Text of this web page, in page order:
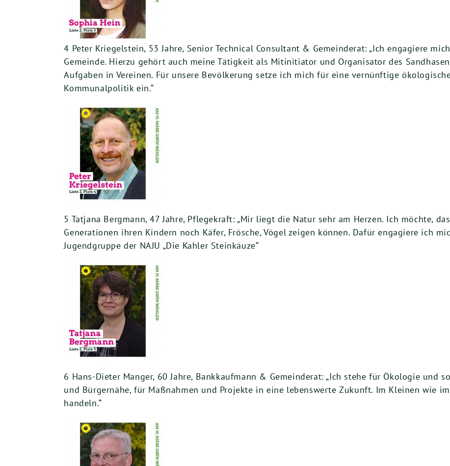
4 Peter Kriegelstein, 53 Jahre, Senior Technical Consultant & Gemeinderat: „Ich engagiere
Gemeinde. Hierzu gehört auch meine Tätigkeit als Mitinitiator und Organisator des
Aufgaben in Vereinen. Für unsere Bevölkerung setze ich mich für eine vernünftige
Kommunalpolitik ein.“
5 Tatjana Bergmann, 47 Jahre, Pflegekraft: „Mir liegt die Natur sehr am Herzen. Ich möchte,
Generationen ihren Kindern noch Käfer, Frösche, Vögel zeigen können. Dafür engagiere ich
Jugendgruppe der NAJU „Die Kahler Steinkäuze“
6 Hans-Dieter Manger, 60 Jahre, Bankkaufmann & Gemeinderat: „Ich stehe für Ökologie und
und Bürgernähe, für Maßnahmen und Projekte in eine lebenswerte Zukunft. Im Kleinen wie
handeln.“